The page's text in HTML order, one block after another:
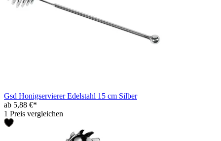
Gsd Honigservierer Edelstahl 15 cm Silber
ab 5,88 €*
1 Preis vergleichen